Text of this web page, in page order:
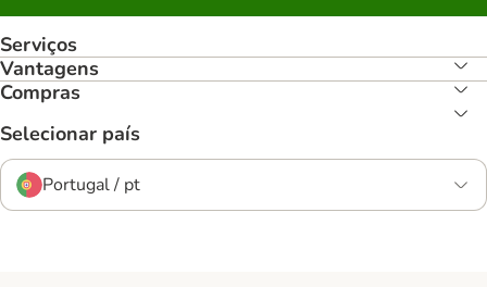
Serviços
Vantagens
Compras
Selecionar país
Portugal / pt